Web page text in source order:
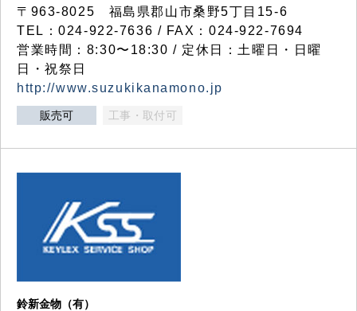
〒963-8025 福島県郡山市桑野5丁目15-6
TEL：024-922-7636 / FAX：024-922-7694
営業時間：8:30〜18:30 / 定休日：土曜日・日曜
日・祝祭日
http://www.suzukikanamono.jp
販売可 工事・取付可
鈴新金物（有）